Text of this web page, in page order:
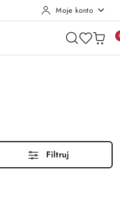
Moje konto
Filtruj